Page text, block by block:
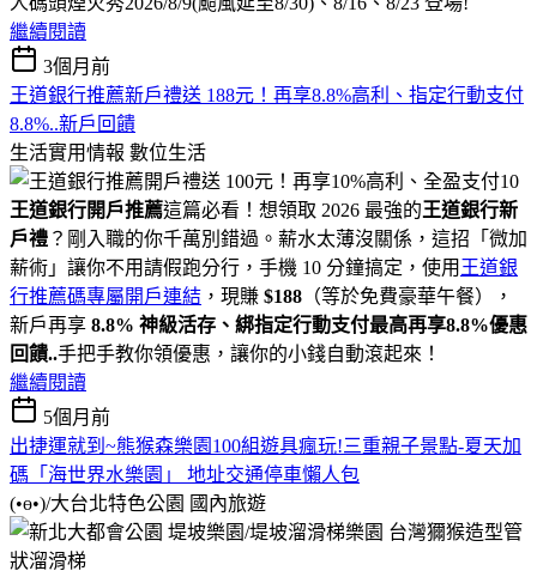
繼續閱讀
3個月前
王道銀行推薦新戶禮送 188元！再享8.8%高利、指定行動支付
8.8%..新戶回饋
生活實用情報 數位生活
王道銀行開戶推薦這篇必看！想領取 2026 最強的王道銀行新
戶禮 ？剛入職的你千萬別錯過。薪水太薄沒關係，這招「微加
薪術」讓你不用請假跑分行，手機 10 分鐘搞定，使用 王道銀
行推薦碼專屬開戶連結 ，現賺 $188 （等於免費豪華午餐），
新戶再享 8.8% 神級活存、綁指定行動支付最高再享8.8%優惠
回饋..手把手教你領優惠，讓你的小錢自動滾起來！
繼續閱讀
5個月前
出捷運就到~熊猴森樂園100組遊具瘋玩!三重親子景點-夏天加
碼「海世界水樂園」 地址交通停車懶人包
(•ө•)/大台北特色公園 國內旅遊